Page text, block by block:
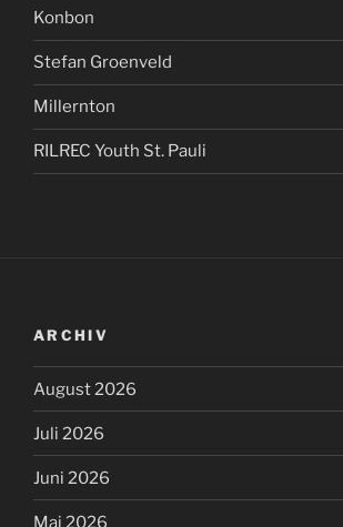
Konbon
Stefan Groenveld
Millernton
RILREC Youth St. Pauli
ARCHIV
August 2026
Juli 2026
Juni 2026
Mai 2026